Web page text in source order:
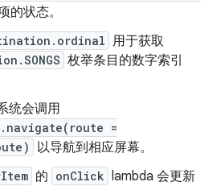
的状态。
用于获取
枚举条目的数字索引
统会调用
=
以导航到相应屏幕。
的 onClick lambda 会更新